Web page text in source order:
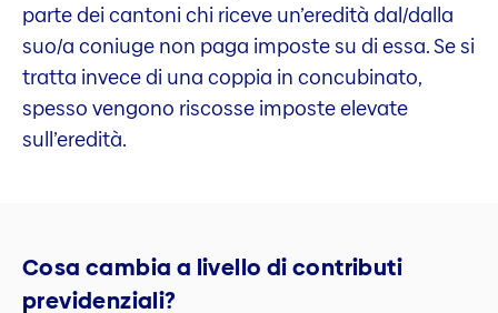
parte dei cantoni chi riceve un’eredità dal/dalla
suo/a coniuge non paga imposte su di essa. Se si
tratta invece di una coppia in concubinato,
spesso vengono riscosse imposte elevate
sull’eredità.
Cosa cambia a livello di contributi
previdenziali?